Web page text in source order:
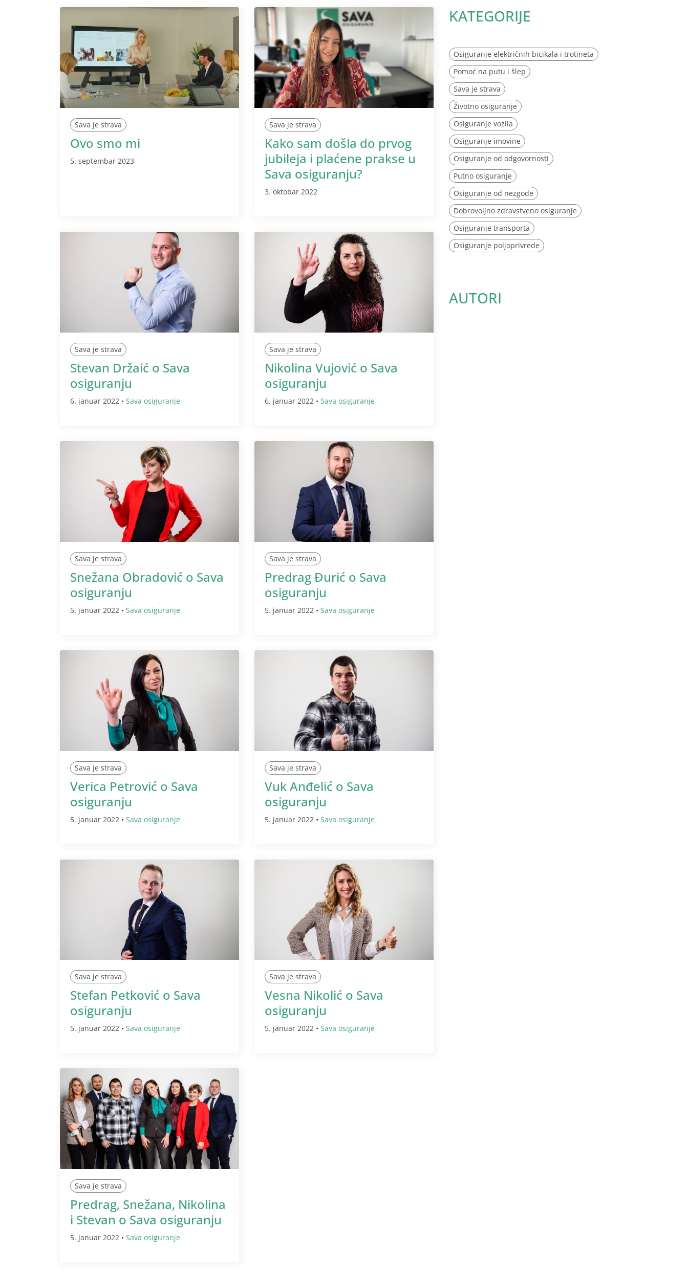
Sava je strava
Ovo smo mi
5. septembar 2023
Sava je strava
Kako sam došla do prvog
jubileja i plaćene prakse u
Sava osiguranju?
3. oktobar 2022
Sava je strava
Stevan Držaić o Sava
osiguranju
6. januar 2022 • Sava osiguranje
Sava je strava
Nikolina Vujović o Sava
osiguranju
6. januar 2022 • Sava osiguranje
Sava je strava
Snežana Obradović o Sava
osiguranju
5. januar 2022 • Sava osiguranje
Sava je strava
Predrag Đurić o Sava
osiguranju
5. januar 2022 • Sava osiguranje
Sava je strava
Verica Petrović o Sava
osiguranju
5. januar 2022 • Sava osiguranje
Sava je strava
Vuk Anđelić o Sava
osiguranju
5. januar 2022 • Sava osiguranje
Sava je strava
Stefan Petković o Sava
osiguranju
5. januar 2022 • Sava osiguranje
Sava je strava
Vesna Nikolić o Sava
osiguranju
5. januar 2022 • Sava osiguranje
Sava je strava
Predrag, Snežana, Nikolina
i Stevan o Sava osiguranju
5. januar 2022 • Sava osiguranje
KATEGORIJE
Osiguranje električnih bicikala i trotineta
Pomoć na putu i šlep
Sava je strava
Životno osiguranje
Osiguranje vozila
Osiguranje imovine
Osiguranje od odgovornosti
Putno osiguranje
Osiguranje od nezgode
Dobrovoljno zdravstveno osiguranje
Osiguranje transporta
Osiguranje poljoprivrede
AUTORI